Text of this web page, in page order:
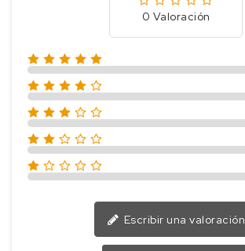
0 Valoración
Escribir una valoración